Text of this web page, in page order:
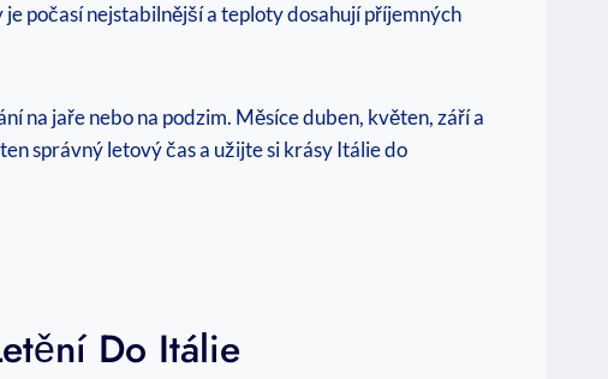
počasí nejstabilnější a teploty dosahují příjemných
na jaře nebo na podzim. Měsíce duben, květen, září a
správný letový čas a užijte si krásy Itálie do
Do Itálie